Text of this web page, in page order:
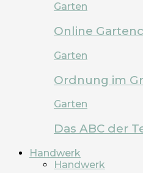
Garten
Online
Garten
Ordnung im
Garten
Das ABC der
Handwerk
Handwerk